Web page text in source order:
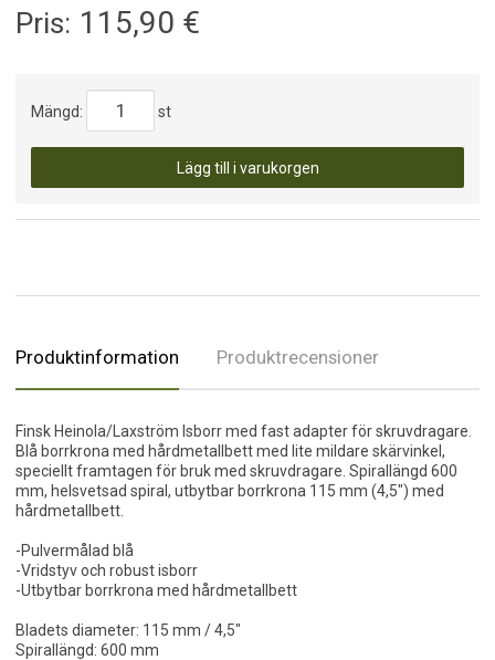
Pris: 115,90 €
Mängd: st
Lägg till i varukorgen
Produktinformation Produktrecensioner
Finsk Heinola/Laxström Isborr med fast adapter för skruvdragare.
Blå borrkrona med hårdmetallbett med lite mildare skärvinkel,
speciellt framtagen för bruk med skruvdragare. Spirallängd 600
mm, helsvetsad spiral, utbytbar borrkrona 115 mm (4,5") med
hårdmetallbett.
-Pulvermålad blå
-Vridstyv och robust isborr
-Utbytbar borrkrona med hårdmetallbett
Bladets diameter: 115 mm / 4,5"
Spirallängd: 600 mm